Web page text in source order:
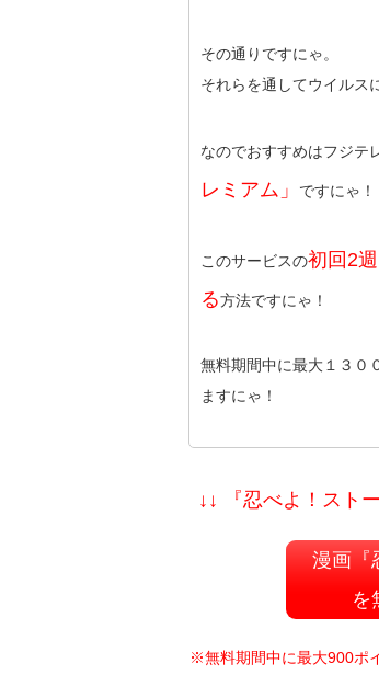
その通りですにゃ。
それらを通してウイルス
なのでおすすめはフジテ
レミアム」
ですにゃ！
このサービスの初回2
る方法ですにゃ！
無料期間中に最大１３０
ますにゃ！
↓↓ 『忍べよ！スト
漫画『
を
※無料期間中に最大900ポ